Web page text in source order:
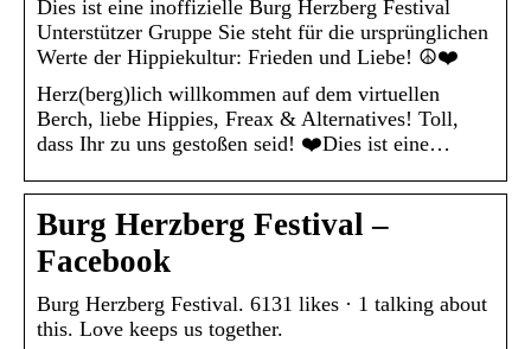
Dies ist eine inoffizielle Burg Herzberg Festival
Unterstützer Gruppe Sie steht für die ursprünglichen
Werte der Hippiekultur: Frieden und Liebe! ☮️❤️
Herz(berg)lich willkommen auf dem virtuellen
Berch, liebe Hippies, Freax & Alternatives! Toll,
dass Ihr zu uns gestoßen seid! ❤️Dies ist eine…
Burg Herzberg Festival –
Facebook
Burg Herzberg Festival. 6131 likes · 1 talking about
this. Love keeps us together.